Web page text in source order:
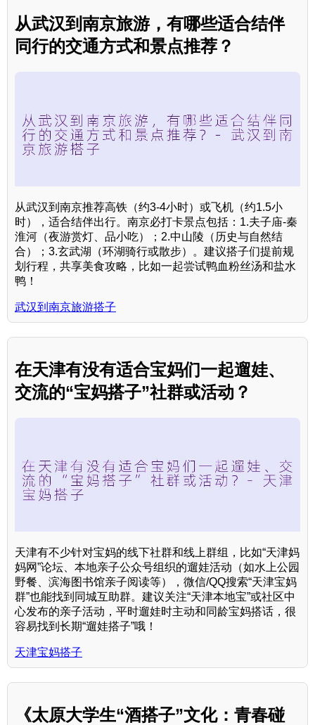
从武汉到南京旅游，有哪些适合结伴
同行的交通方式和景点推荐？
从武汉到南京推荐高铁（约3-4小时）或飞机（约1.5小
时），适合结伴出行。南京必打卡景点包括：1.夫子庙-秦
淮河（夜游赏灯、品小吃）；2.中山陵（历史与自然结
合）；3.玄武湖（环湖骑行或散步）。建议搭子们提前规
划行程，共享美食攻略，比如一起尝试鸭血粉丝汤和盐水
鸭！
武汉到南京旅游搭子
在天津有没有适合宝妈们一起遛娃、
交流的“宝妈搭子”社群或活动？
天津有不少针对宝妈的线下社群和线上群组，比如“天津妈
妈网”论坛、本地亲子公众号组织的遛娃活动（如水上公园
野餐、滨海图书馆亲子阅读等），微信/QQ搜索“天津宝妈
群”也能找到同城互助群。建议关注“天津本地宝”或社区中
心发布的亲子活动，平时遛娃时主动和同龄宝妈搭话，很
容易找到长期“遛娃搭子”哦！
天津宝妈搭子
《太原大学生“酒搭子”文化：青春碰